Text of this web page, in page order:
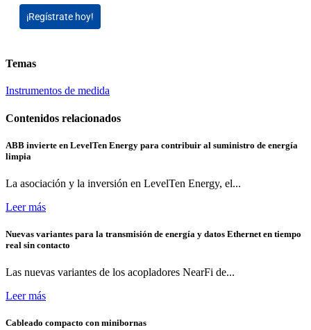
¡Regístrate hoy!
Temas
Instrumentos de medida
Contenidos relacionados
ABB invierte en LevelTen Energy para contribuir al suministro de energía
limpia
La asociación y la inversión en LevelTen Energy, el...
Leer más
Nuevas variantes para la transmisión de energía y datos Ethernet en tiempo
real sin contacto
Las nuevas variantes de los acopladores NearFi de...
Leer más
Cableado compacto con minibornas